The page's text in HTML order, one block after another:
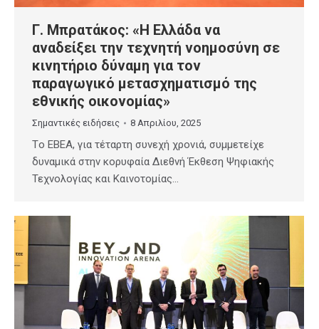
Γ. Μπρατάκος: «Η Ελλάδα να
αναδείξει την τεχνητή νοημοσύνη σε
κινητήριο δύναμη για τον
παραγωγικό μετασχηματισμό της
εθνικής οικονομίας»
Σημαντικές ειδήσεις 8 Απριλίου, 2025
Tο ΕΒΕΑ, για τέταρτη συνεχή χρονιά, συμμετείχε
δυναμικά στην κορυφαία Διεθνή Έκθεση Ψηφιακής
Τεχνολογίας και Καινοτομίας…